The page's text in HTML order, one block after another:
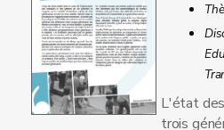
L'état
trois